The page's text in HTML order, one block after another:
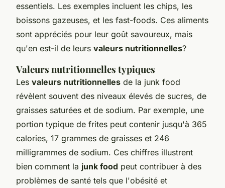
essentiels. Les exemples incluent les chips, les
boissons gazeuses, et les fast-foods. Ces aliments
sont appréciés pour leur goût savoureux, mais
qu'en est-il de leurs valeurs nutritionnelles?
Valeurs nutritionnelles typiques
Les valeurs nutritionnelles de la junk food
révèlent souvent des niveaux élevés de sucres, de
graisses saturées et de sodium. Par exemple, une
portion typique de frites peut contenir jusqu'à 365
calories, 17 grammes de graisses et 246
milligrammes de sodium. Ces chiffres illustrent
bien comment la junk food peut contribuer à des
problèmes de santé tels que l'obésité et